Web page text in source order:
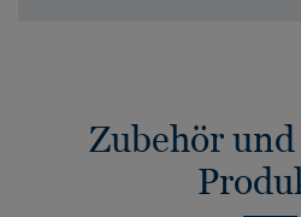
Zubehör und